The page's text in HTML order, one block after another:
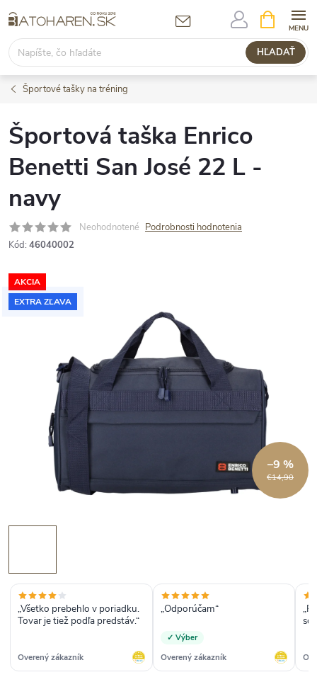
na
obsah
HĽADAŤ
KOŠÍK
Športové tašky na tréning
Športová taška Enrico
Benetti San José 22 L -
navy
Neohodnotené Podrobnosti hodnotenia
Kód: 46040002
AKCIA
EXTRA ZĽAVA
€14,90
–9 %
„Všetko prebehlo v poriadku.
Tovar je tiež podľa predstáv.“
Overený zákazník
„Odporúčam“
✓ Výber
Overený zákazník